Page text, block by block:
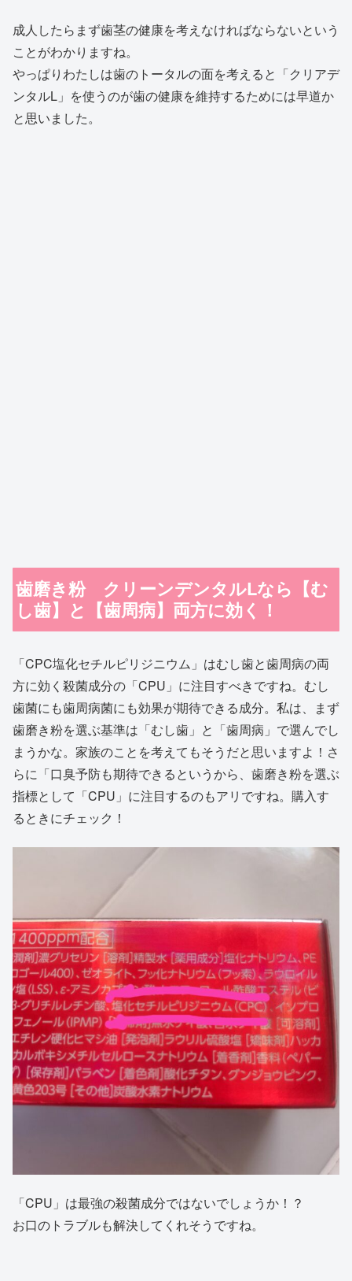
成人したらまず歯茎の健康を考えなければならないという
ことがわかりますね。
やっぱりわたしは歯のトータルの面を考えると「クリアデ
ンタルL」を使うのが歯の健康を維持するためには早道か
と思いました。
歯磨き粉 クリーンデンタルLなら【む
し歯】と【歯周病】両方に効く！
「CPC塩化セチルピリジニウム」はむし歯と歯周病の両
方に効く殺菌成分の「CPU」に注目すべきですね。むし
歯菌にも歯周病菌にも効果が期待できる成分。私は、まず
歯磨き粉を選ぶ基準は「むし歯」と「歯周病」で選んでし
まうかな。家族のことを考えてもそうだと思いますよ！さ
らに「口臭予防も期待できるというから、歯磨き粉を選ぶ
指標として「CPU」に注目するのもアリですね。購入す
るときにチェック！
「CPU」は最強の殺菌成分ではないでしょうか！？
お口のトラブルも解決してくれそうですね。